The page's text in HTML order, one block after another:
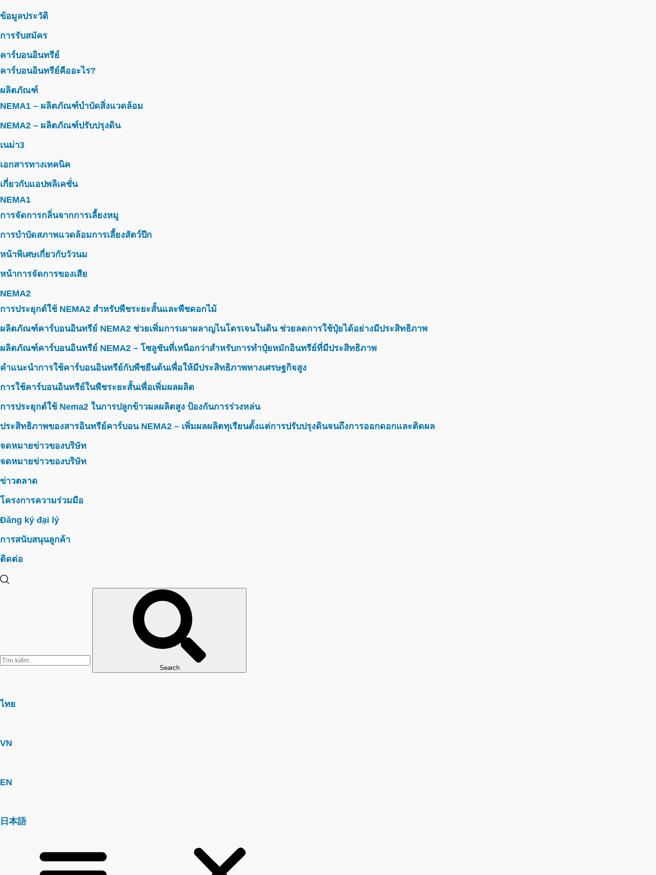
ข้อมูลประวัติ
การรับสมัคร
คาร์บอนอินทรีย์
คาร์บอนอินทรีย์คืออะไร?
ผลิตภัณฑ์
NEMA1 – ผลิตภัณฑ์บำบัดสิ่งแวดล้อม
NEMA2 – ผลิตภัณฑ์ปรับปรุงดิน
เนม่า3
เอกสารทางเทคนิค
เกี่ยวกับแอปพลิเคชั่น
NEMA1
การจัดการกลิ่นจากการเลี้ยงหมู
การบำบัดสภาพแวดล้อมการเลี้ยงสัตว์ปีก
หน้าพิเศษเกี่ยวกับวัวนม
หน้าการจัดการของเสีย
NEMA2
การประยุกต์ใช้ NEMA2 สำหรับพืชระยะสั้นและพืชดอกไม้
ผลิตภัณฑ์คาร์บอนอินทรีย์ NEMA2 ช่วยเพิ่มการเผาผลาญไนโตรเจนในดิน ช่วยลดการใช้ปุ๋ยได้อย่างมีประสิทธิภาพ
ผลิตภัณฑ์คาร์บอนอินทรีย์ NEMA2 – โซลูชันที่เหนือกว่าสำหรับการทำปุ๋ยหมักอินทรีย์ที่มีประสิทธิภาพ
คำแนะนำการใช้คาร์บอนอินทรีย์กับพืชยืนต้นเพื่อให้มีประสิทธิภาพทางเศรษฐกิจสูง
การใช้คาร์บอนอินทรีย์ในพืชระยะสั้นเพื่อเพิ่มผลผลิต
การประยุกต์ใช้ Nema2 ในการปลูกข้าวผลผลิตสูง ป้องกันการร่วงหล่น
ประสิทธิภาพของสารอินทรีย์คาร์บอน NEMA2 – เพิ่มผลผลิตทุเรียนตั้งแต่การปรับปรุงดินจนถึงการออกดอกและติดผล
จดหมายข่าวของบริษัท
จดหมายข่าวของบริษัท
ข่าวตลาด
โครงการความร่วมมือ
Đăng ký đại lý
การสนับสนุนลูกค้า
ติดต่อ
Search
ไทย
VN
EN
日本語